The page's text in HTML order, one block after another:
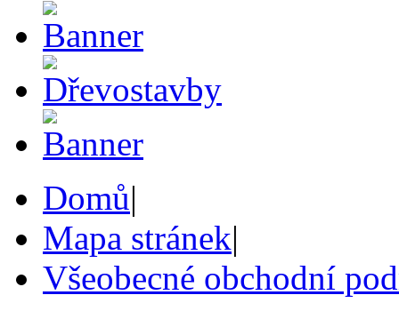
Domů|
Mapa stránek|
Všeobecné obchodní